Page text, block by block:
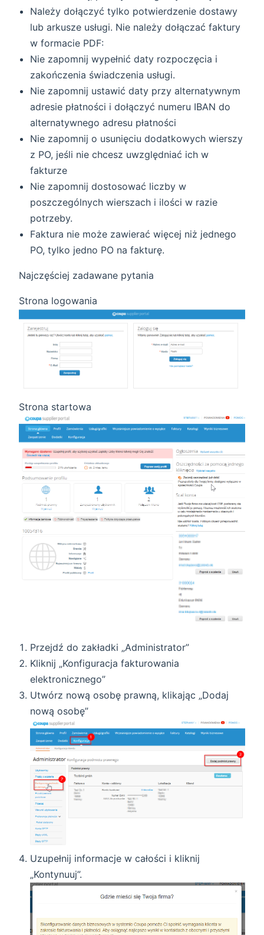
Należy dołączyć tylko potwierdzenie dostawy
lub arkusze usługi. Nie należy dołączać faktury
w formacie PDF:
Nie zapomnij wypełnić daty rozpoczęcia i
zakończenia świadczenia usługi.
Nie zapomnij ustawić daty przy alternatywnym
adresie płatności i dołączyć numeru IBAN do
alternatywnego adresu płatności
Nie zapomnij o usunięciu dodatkowych wierszy
z PO, jeśli nie chcesz uwzględniać ich w
fakturze
Nie zapomnij dostosować liczby w
poszczególnych wierszach i ilości w razie
potrzeby.
Faktura nie może zawierać więcej niż jednego
PO, tylko jedno PO na fakturę.
Najczęściej zadawane pytania
Strona logowania
Strona startowa
Przejdź do zakładki „Administrator”
Kliknij „Konfiguracja fakturowania
elektronicznego”
Utwórz nową osobę prawną, klikając „Dodaj
nową osobę”
Uzupełnij informacje w całości i kliknij
„Kontynuuj”.